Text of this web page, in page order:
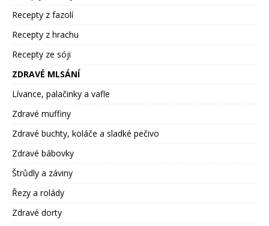
Recepty z fazolí
Recepty z hrachu
Recepty ze sóji
ZDRAVÉ MLSÁNÍ
Lívance, palačinky a vafle
Zdravé muffiny
Zdravé buchty, koláče a sladké pečivo
Zdravé bábovky
Štrůdly a záviny
Řezy a rolády
Zdravé dorty